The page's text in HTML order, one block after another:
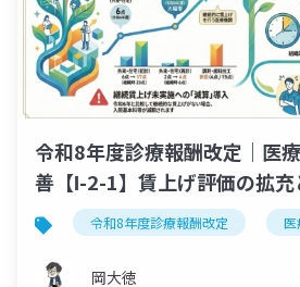
令和8年度診療報酬改定｜医
善【Ⅰ-2-1】賃上げ評価の拡
完全ガイド令和8年度診療報酬改定 医
岡大徳